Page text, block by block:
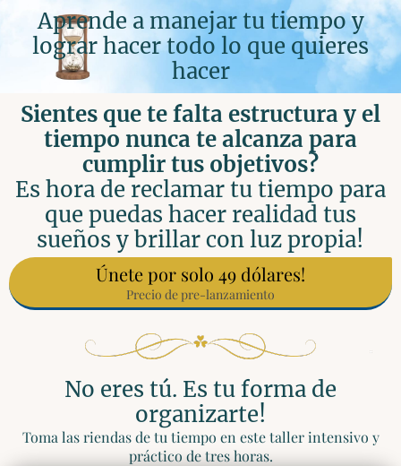
Aprende a manejar tu tiempo y
lograr hacer todo lo que quieres
hacer
Sientes que te falta estructura y el
tiempo nunca te alcanza para
cumplir tus objetivos?
Es hora de reclamar tu tiempo para
que puedas hacer realidad tus
sueños y brillar con luz propia!
Únete por solo 49 dólares!
Precio de pre-lanzamiento
No eres tú. Es tu forma de
organizarte!
Toma las riendas de tu tiempo en este taller intensivo y
práctico de tres horas.